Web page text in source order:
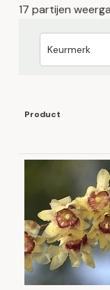
17 partijen
Product